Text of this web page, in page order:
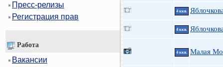
Пресс-релизы
Регистрация прав
Работа
Вакансии
4 ккв.
4 ккв.
4 ккв. Малая